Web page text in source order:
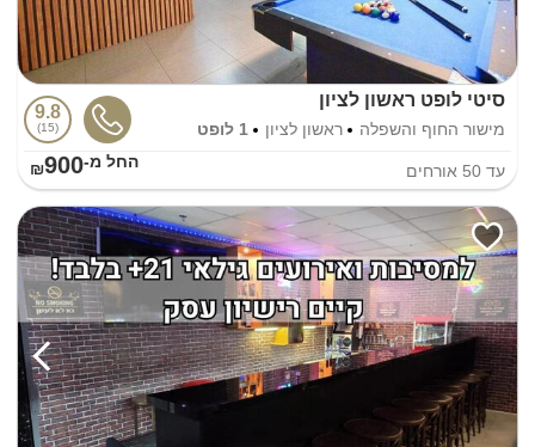
סיטי לופט ראשון לציון
מישור החוף והשפלה ראשון לציון 1 לופט
9.8
15
עד 50 אורחים החל מ-₪900